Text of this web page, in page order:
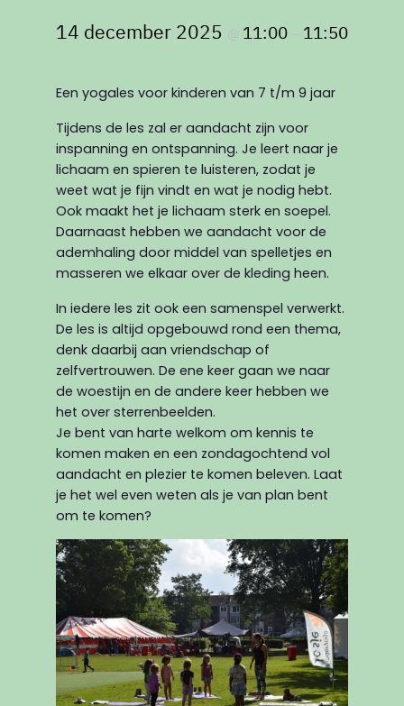
14 december 2025 @ 11:00 – 11:50
Een yogales voor kinderen van 7 t/m 9 jaar
Tijdens de les zal er aandacht zijn voor
inspanning en ontspanning. Je leert naar je
lichaam en spieren te luisteren, zodat je
weet wat je fijn vindt en wat je nodig hebt.
Ook maakt het je lichaam sterk en soepel.
Daarnaast hebben we aandacht voor de
ademhaling door middel van spelletjes en
masseren we elkaar over de kleding heen.
In iedere les zit ook een samenspel verwerkt.
De les is altijd opgebouwd rond een thema,
denk daarbij aan vriendschap of
zelfvertrouwen. De ene keer gaan we naar
de woestijn en de andere keer hebben we
het over sterrenbeelden.
Je bent van harte welkom om kennis te
komen maken en een zondagochtend vol
aandacht en plezier te komen beleven. Laat
je het wel even weten als je van plan bent
om te komen?